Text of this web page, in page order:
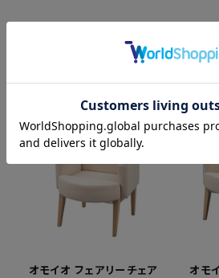
オモイオ フェアリーチェア
オモ